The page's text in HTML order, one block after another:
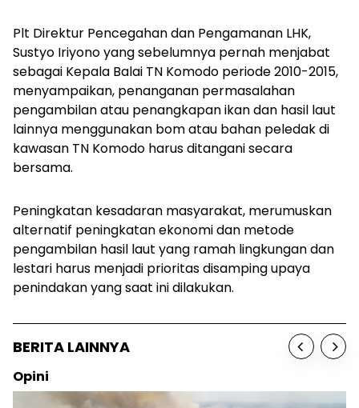
Plt Direktur Pencegahan dan Pengamanan LHK,
Sustyo Iriyono yang sebelumnya pernah menjabat
sebagai Kepala Balai TN Komodo periode 2010-2015,
menyampaikan, penanganan permasalahan
pengambilan atau penangkapan ikan dan hasil laut
lainnya menggunakan bom atau bahan peledak di
kawasan TN Komodo harus ditangani secara
bersama.
Peningkatan kesadaran masyarakat, merumuskan
alternatif peningkatan ekonomi dan metode
pengambilan hasil laut yang ramah lingkungan dan
lestari harus menjadi prioritas disamping upaya
penindakan yang saat ini dilakukan.
BERITA LAINNYA
Opini